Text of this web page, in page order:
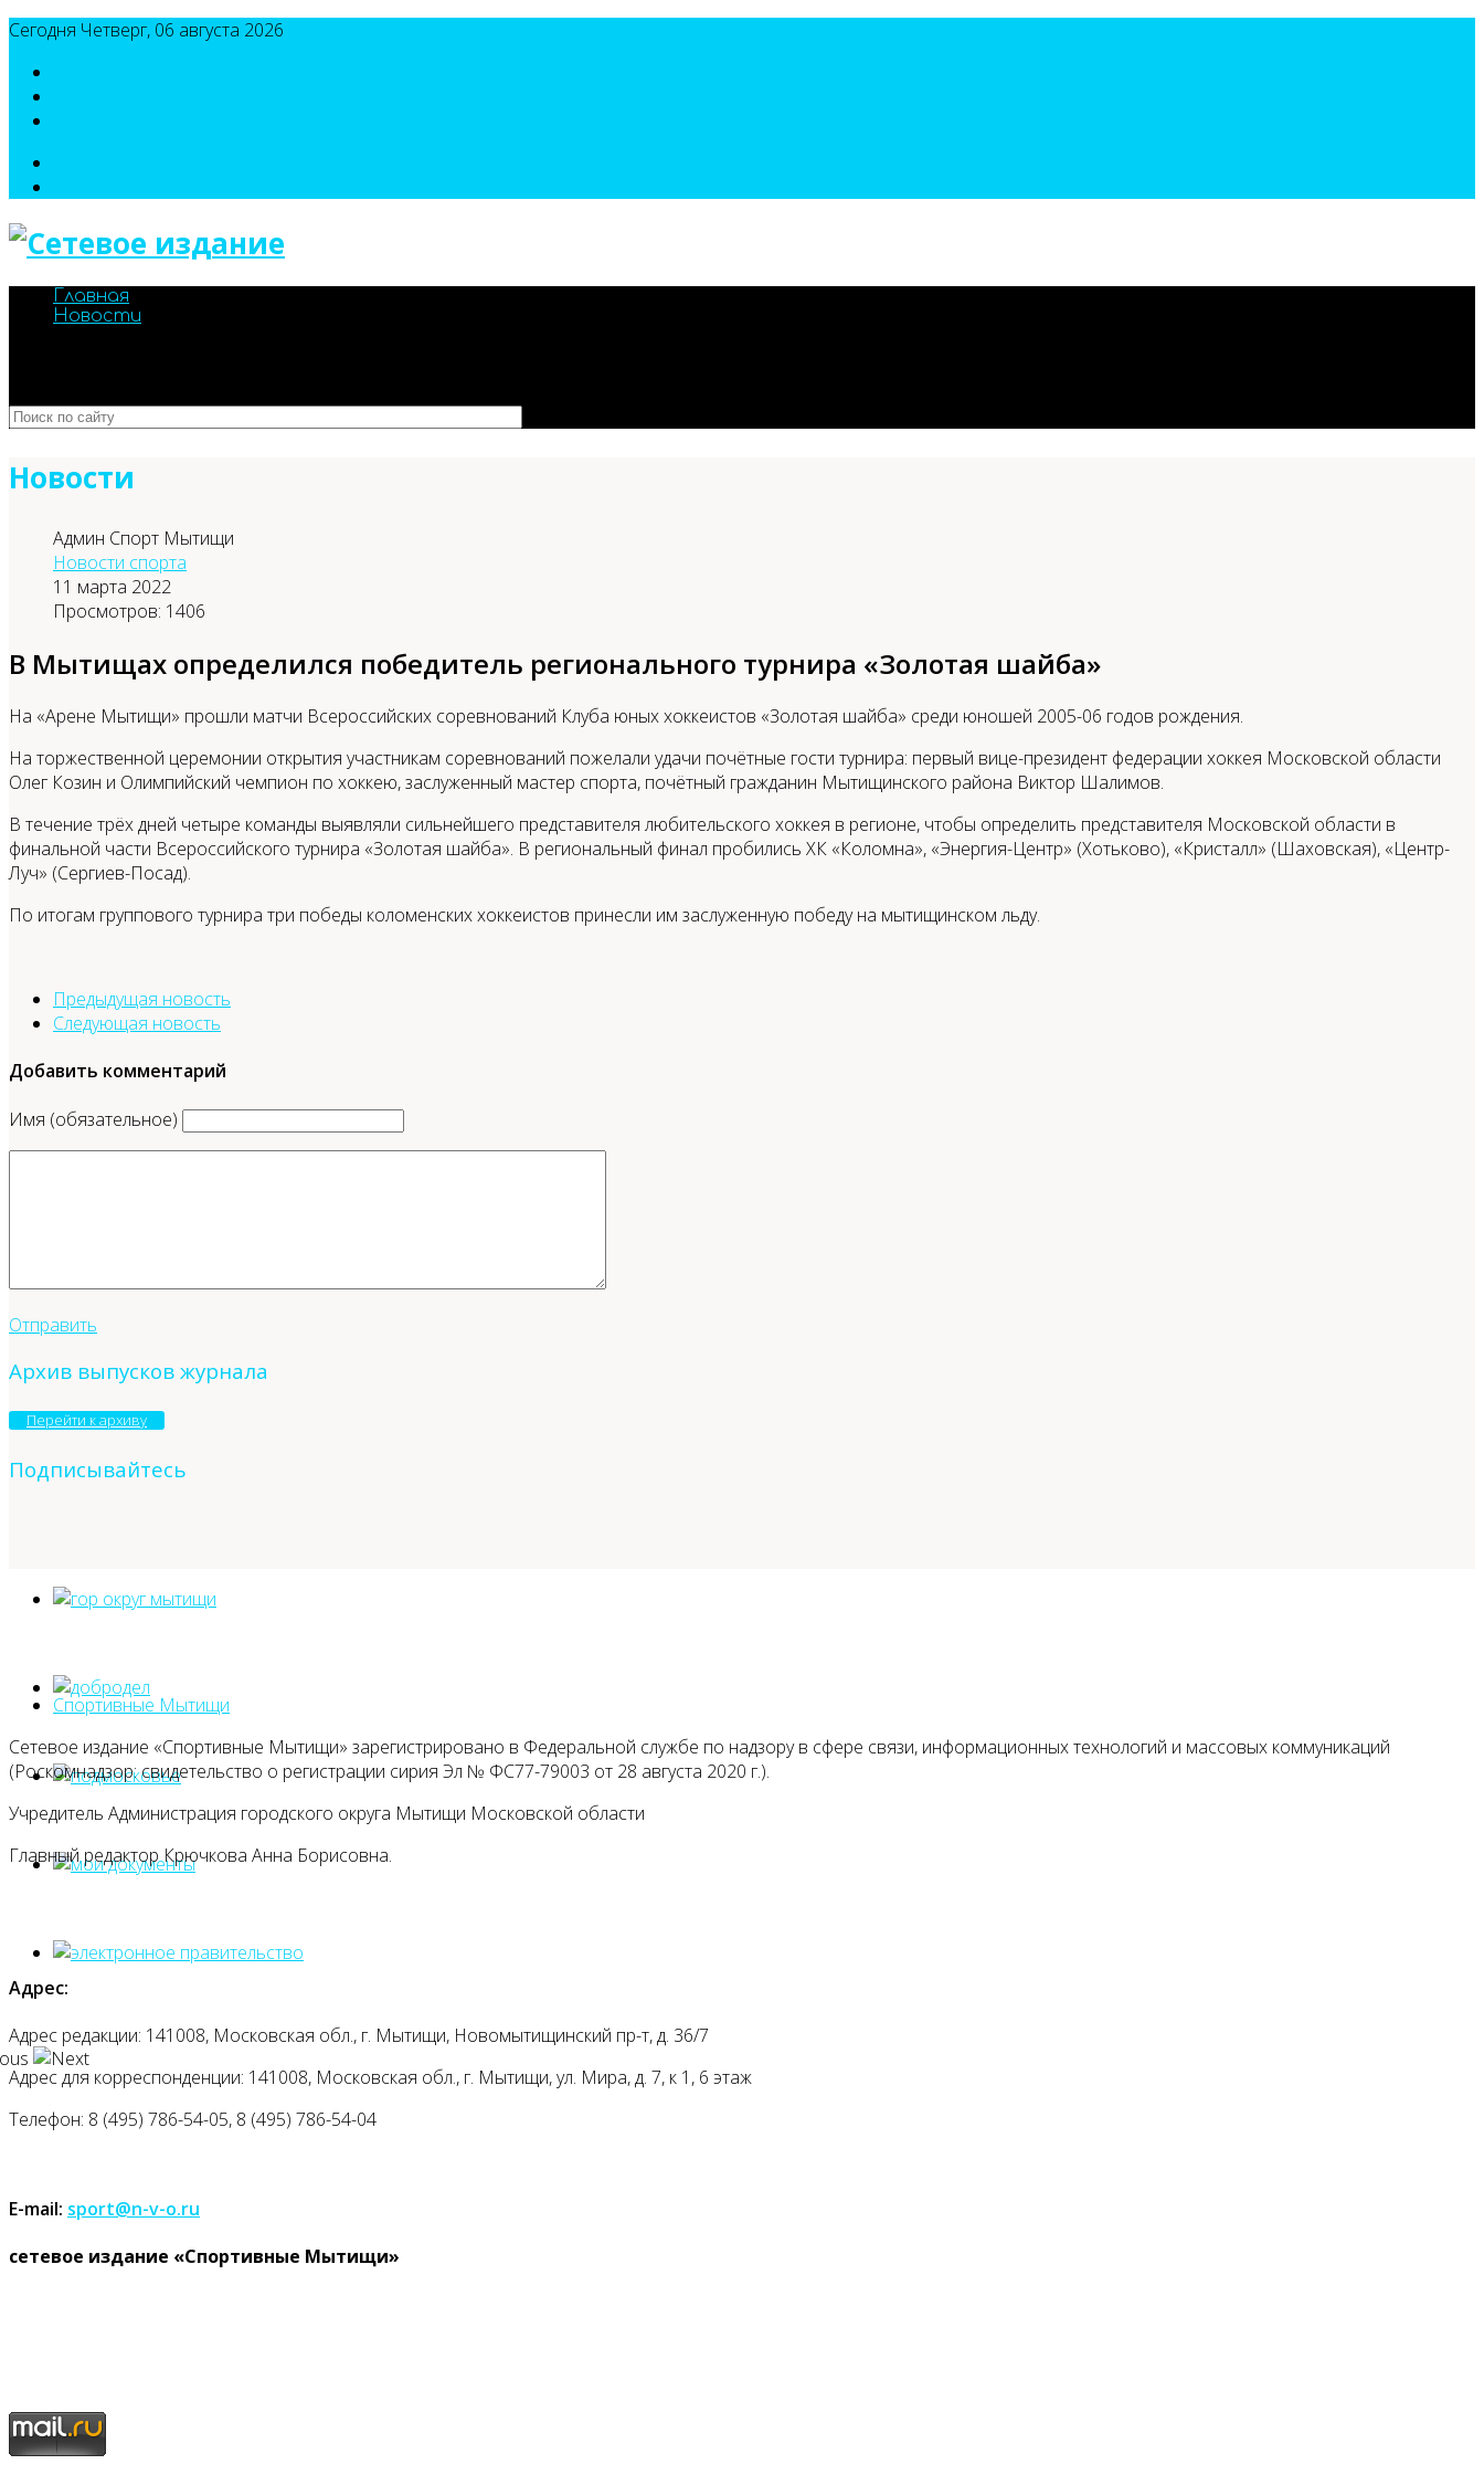
Сегодня Четверг, 06 августа 2026
Главная
Новости
Новости
Админ Спорт Мытищи
Новости спорта
11 марта 2022
Просмотров: 1406
В Мытищах определился победитель регионального турнира «Золотая шайба»
На «Арене Мытищи» прошли матчи Всероссийских соревнований Клуба юных хоккеистов «Золотая шайба» среди юношей 2005-06 годов рождения.
На торжественной церемонии открытия участникам соревнований пожелали удачи почётные гости турнира: первый вице-президент федерации хоккея Московской области
Олег Козин и Олимпийский чемпион по хоккею, заслуженный мастер спорта, почётный гражданин Мытищинского района Виктор Шалимов.
В течение трёх дней четыре команды выявляли сильнейшего представителя любительского хоккея в регионе, чтобы определить представителя Московской области в
финальной части Всероссийского турнира «Золотая шайба». В региональный финал пробились ХК «Коломна», «Энергия-Центр» (Хотьково), «Кристалл» (Шаховская), «Центр-
Луч» (Сергиев-Посад).
По итогам группового турнира три победы коломенских хоккеистов принесли им заслуженную победу на мытищинском льду.
Предыдущая новость
Следующая новость
Добавить комментарий
Имя (обязательное)
Отправить
Архив выпусков журнала
Перейти к архиву
Подписывайтесь
Спортивные Мытищи
Сетевое издание «Спортивные Мытищи» зарегистрировано в Федеральной службе по надзору в сфере связи, информационных технологий и массовых коммуникаций
(Роскомнадзор: свидетельство о регистрации сирия Эл № ФС77-79003 от 28 августа 2020 г.).
Учредитель Администрация городского округа Мытищи Московской области
Главный редактор Крючкова Анна Борисовна.
Адрес:
Адрес редакции: 141008, Московская обл., г. Мытищи, Новомытищинский пр-т, д. 36/7
Адрес для корреспонденции: 141008, Московская обл., г. Мытищи, ул. Мира, д. 7, к 1, 6 этаж
Телефон: 8 (495) 786-54-05, 8 (495) 786-54-04
E-mail: sport@n-v-o.ru
cетевое издание «Спортивные Мытищи»